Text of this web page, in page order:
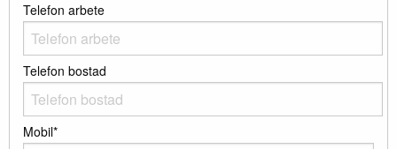
Telefon arbete
Telefon bostad
Mobil*